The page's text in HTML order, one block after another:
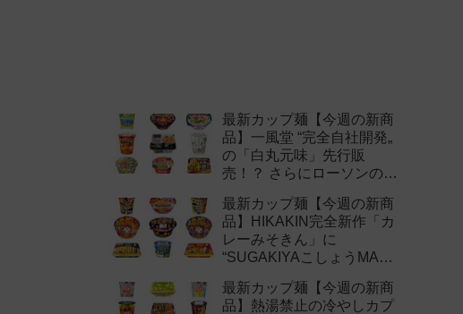
最新カップ麺【今週の新商
品】一風堂 “完全自社開発„
の「白丸元味」先行販
売！？ さらにローソンの激
新作まとめ！
最新カップ麺【今週の新商
品】HIKAKIN完全新作「カ
レーみそきん」に
“SUGAKIYAこしょうMAX„
最新カップ麺【今週の新商
品】熱湯禁止の冷やしカプ